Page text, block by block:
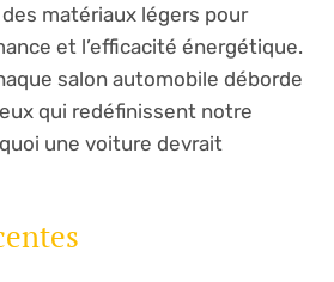
matériaux légers pour
et l’efficacité énergétique.
salon automobile déborde
qui redéfinissent notre
une voiture devrait